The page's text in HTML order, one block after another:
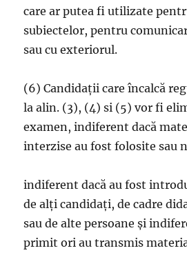
care ar putea fi utilizate
subiectelor, pentru
sau cu exteriorul.
(6) Candidații care încalcă
la alin. (3), (4) si (5) vor fi
examen, indiferent dacă
interzise au fost folosite sau
indiferent dacă au fost
de alți candidați, de cadre
sau de alte persoane și
primit ori au transmis